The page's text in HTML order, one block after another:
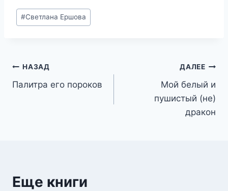
Метки
записи:
#Светлана Ершова
Навигация
по
НАЗАД
Палитра его пороков
ДАЛЕЕ
Мой белый и
пушистый (не)
дракон
Еще книги